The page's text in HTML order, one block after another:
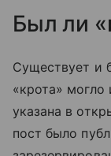
Был ли
Существует и
«крота» могло
указана в
пост было